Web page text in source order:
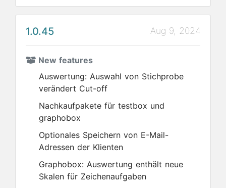
1.0.45 Aug 9, 2024
New features
Auswertung: Auswahl von Stichprobe
verändert Cut-off
Nachkaufpakete für testbox und
graphobox
Optionales Speichern von E-Mail-
Adressen der Klienten
Graphobox: Auswertung enthält neue
Skalen für Zeichenaufgaben